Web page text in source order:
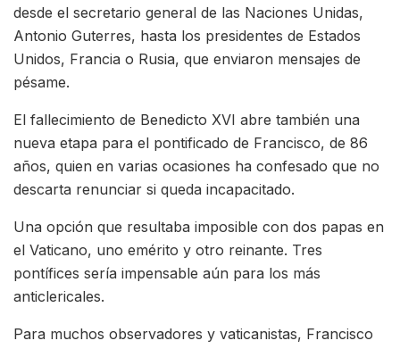
desde el secretario general de las Naciones Unidas,
Antonio Guterres, hasta los presidentes de Estados
Unidos, Francia o Rusia, que enviaron mensajes de
pésame.
El fallecimiento de Benedicto XVI abre también una
nueva etapa para el pontificado de Francisco, de 86
años, quien en varias ocasiones ha confesado que no
descarta renunciar si queda incapacitado.
Una opción que resultaba imposible con dos papas en
el Vaticano, uno emérito y otro reinante. Tres
pontífices sería impensable aún para los más
anticlericales.
Para muchos observadores y vaticanistas, Francisco